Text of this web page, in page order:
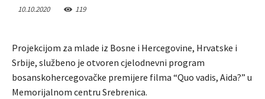
10.10.2020 119
Projekcijom za mlade iz Bosne i Hercegovine, Hrvatske i
Srbije, službeno je otvoren cjelodnevni program
bosanskohercegovačke premijere filma “Quo vadis, Aida?” u
Memorijalnom centru Srebrenica.